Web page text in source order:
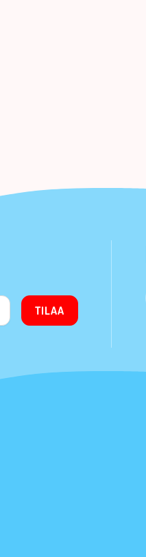
TILAA